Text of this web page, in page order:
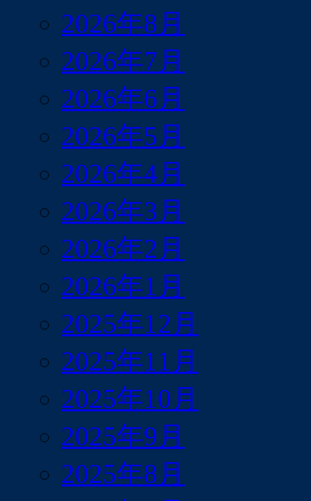
2026年8月
2026年7月
2026年6月
2026年5月
2026年4月
2026年3月
2026年2月
2026年1月
2025年12月
2025年11月
2025年10月
2025年9月
2025年8月